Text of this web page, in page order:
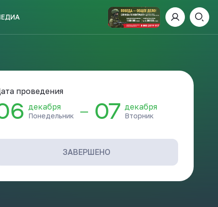
ИСКАТЬ
проведения
декабря
Понедельник — 07 декабря
Вторник
ЗАВЕРШЕНО